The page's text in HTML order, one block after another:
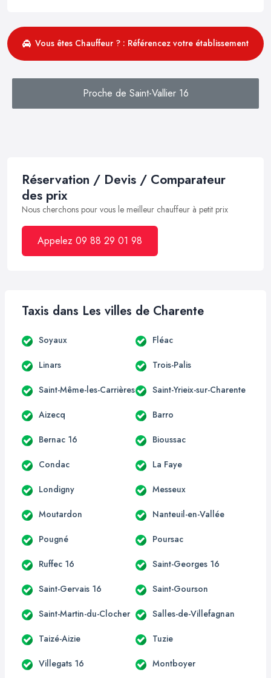
Vous êtes Chauffeur ? : Référencez votre établissement
Proche de Saint-Vallier 16
Réservation / Devis / Comparateur
des prix
Nous cherchons pour vous le meilleur chauffeur à petit prix
Appelez 09 88 29 01 98
Taxis dans Les villes de Charente
Soyaux Fléac
Linars Trois-Palis
Saint-Même-les-Carrières Saint-Yrieix-sur-Charente
Aizecq Barro
Bernac 16 Bioussac
Condac La Faye
Londigny Messeux
Moutardon Nanteuil-en-Vallée
Pougné Poursac
Ruffec 16 Saint-Georges 16
Saint-Gervais 16 Saint-Gourson
Saint-Martin-du-Clocher Salles-de-Villefagnan
Taizé-Aizie Tuzie
Villegats 16 Montboyer